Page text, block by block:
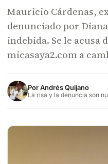
Mauricio Cárdenas,
denunciado por
indebida. Se le acusa
micasaya2.com a
PorAndrés Quijano
La risa y la denuncia son